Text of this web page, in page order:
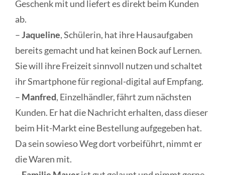
Geschenk mit und liefert es direkt beim Kunden
ab.
–Jaqueline, Schülerin, hat ihre Hausaufgaben
bereits gemacht und hat keinen Bock auf Lernen.
Sie will ihre Freizeit sinnvoll nutzen und schaltet
ihr Smartphone für regional-digital auf Empfang.
– Manfred, Einzelhändler, fährt zum nächsten
Kunden. Er hat die Nachricht erhalten, dass dieser
beim Hit-Markt eine Bestellung aufgegeben hat.
Da sein sowieso Weg dort vorbeiführt, nimmt er
die Waren mit.